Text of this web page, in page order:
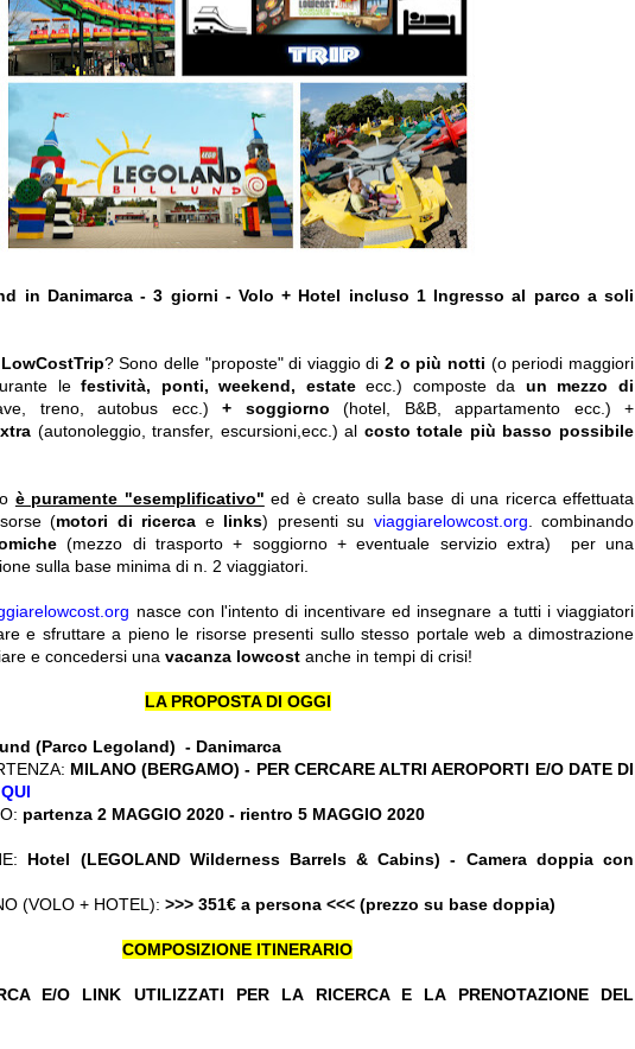
in Danimarca - 3 giorni - Volo + Hotel incluso 1 Ingresso al parco a soli
LowCostTrip? Sono delle "proposte" di viaggio di2 o più notti (o periodi maggiori
lefestività, ponti, weekend, estateecc.) composte da un mezzo di
treno, autobus ecc.) + soggiorno (hotel, B&B, appartamento ecc.) +
(autonoleggio, transfer, escursioni,ecc.) al costo totale più basso possibile
è puramente "esemplificativo" ed è creato sulla base di una ricerca effettuata
(motori di ricerca e links) presenti su viaggiarelowcost.org . combinando
(mezzo di trasporto + soggiorno + eventuale servizio extra)
per una
sulla base minima di n. 2 viaggiatori.
nasce con l'intento di incentivare ed insegnare a tutti i viaggiatori
e sfruttare a pieno le risorse presenti sullo stesso portale web a dimostrazione
e concedersi una vacanza lowcost anche in tempi di crisi!
LA PROPOSTA DI OGGI
(Parco Legoland) - Danimarca
MILANO (BERGAMO) - PER CERCARE ALTRI AEROPORTI E/O DATE DI
QUI
partenza 2 MAGGIO 2020 - rientro 5 MAGGIO 2020
Hotel (LEGOLAND Wilderness Barrels & Cabins) - Camera doppia con
(VOLO + HOTEL): >>> 351€ a persona <<< (prezzo su base doppia)
COMPOSIZIONE ITINERARIO
E/O LINK UTILIZZATI PER LA RICERCA E LA PRENOTAZIONE DEL